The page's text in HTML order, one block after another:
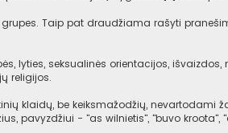
Taip pat draudžiama rašyti
lyties, seksualinės orientacijos,
religijos.
klaidų, be keiksmažodžių, nevartodami
pavyzdžiui - "as wilnietis", "buvo